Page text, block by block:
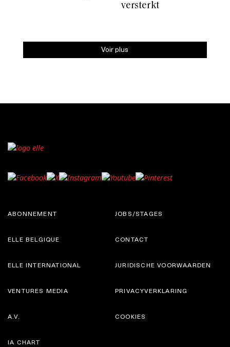
versterkt
Voir plus
ABONNEMENT
ELLE BELGIQUE
JOBS/STAGES
CONTACT
ELLE INTERNATIONAL
VENTURES MEDIA
JURIDISCHE VOORWAARDEN
PRIVACYVERKLARING
A.V.
IA CHART
COOKIES